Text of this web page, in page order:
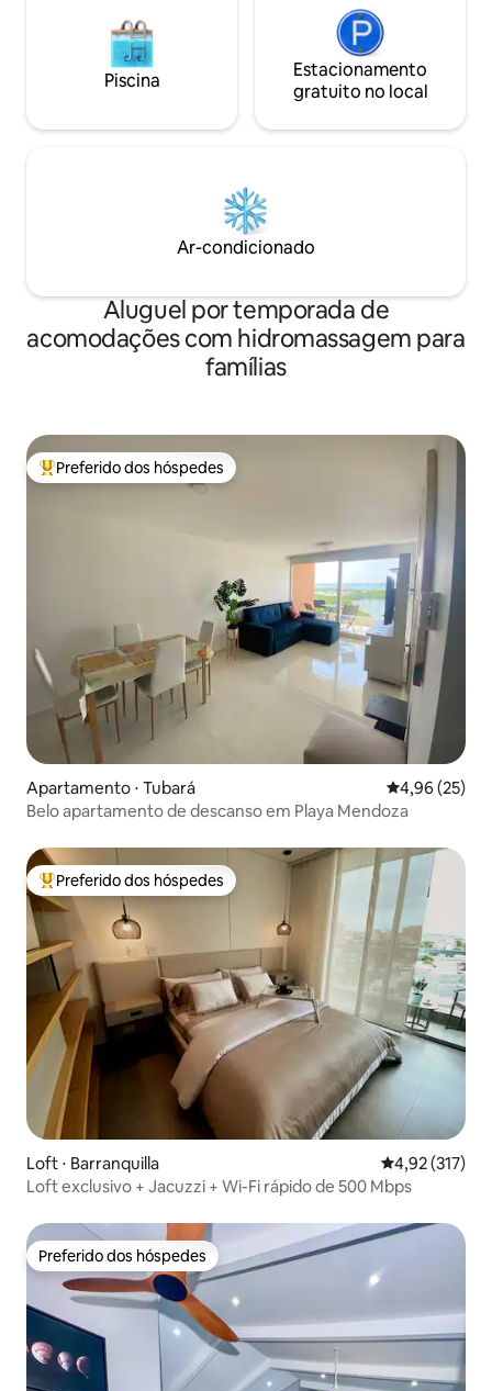
Piscina
Estacionamento
gratuito no local
Ar-condicionado
Aluguel por temporada de
acomodações com hidromassagem para
famílias
Entre os melhores preferidos dos hóspedes
Preferido dos hóspedes
Apartamento ⋅ Tubará 4,96 de uma
4,96 (25)
Belo apartamento de descanso em Playa Mendoza
Entre os melhores preferidos dos hóspedes
Preferido dos hóspedes
Loft ⋅ Barranquilla 4,92 de uma
4,92 (317)
Loft exclusivo + Jacuzzi + Wi-Fi rápido de 500 Mbps
Preferido dos hóspedes
Preferido dos hóspedes